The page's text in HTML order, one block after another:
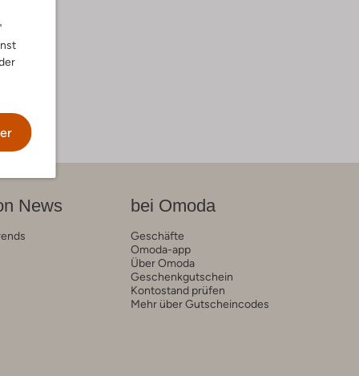
News bei Omoda
Geschäfte
Omoda-app
Über Omoda
Geschenkgutschein
Kontostand prüfen
Mehr über Gutscheincodes